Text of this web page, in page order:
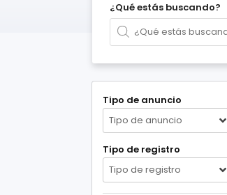
¿Qué estás buscando?
Tipo de anuncio
Tipo de anuncio
Tipo de registro
Tipo de registro